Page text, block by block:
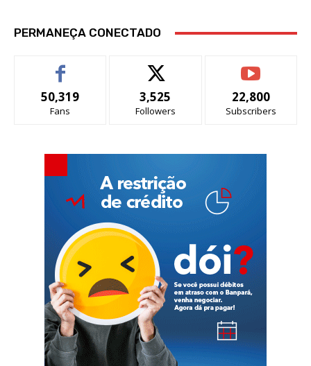
PERMANEÇA CONECTADO
50,319
Fans
3,525
Followers
22,800
Subscribers